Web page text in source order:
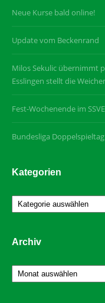
Neue Kurse bald online!
Update vom Beckenrand
Milos Sekulic übernimmt
Esslingen stellt die
Fest-Wochenende im SSVE
Bundesliga
Kategorien
Kategorien
Archiv
Archiv